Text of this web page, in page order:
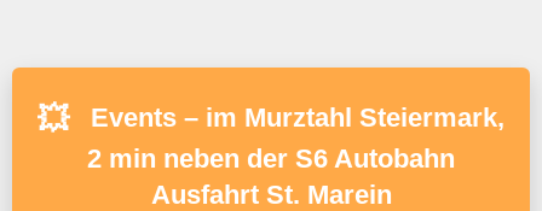
💥
Events – im Murztahl Steiermark,
2 min neben der S6 Autobahn
Ausfahrt St. Marein